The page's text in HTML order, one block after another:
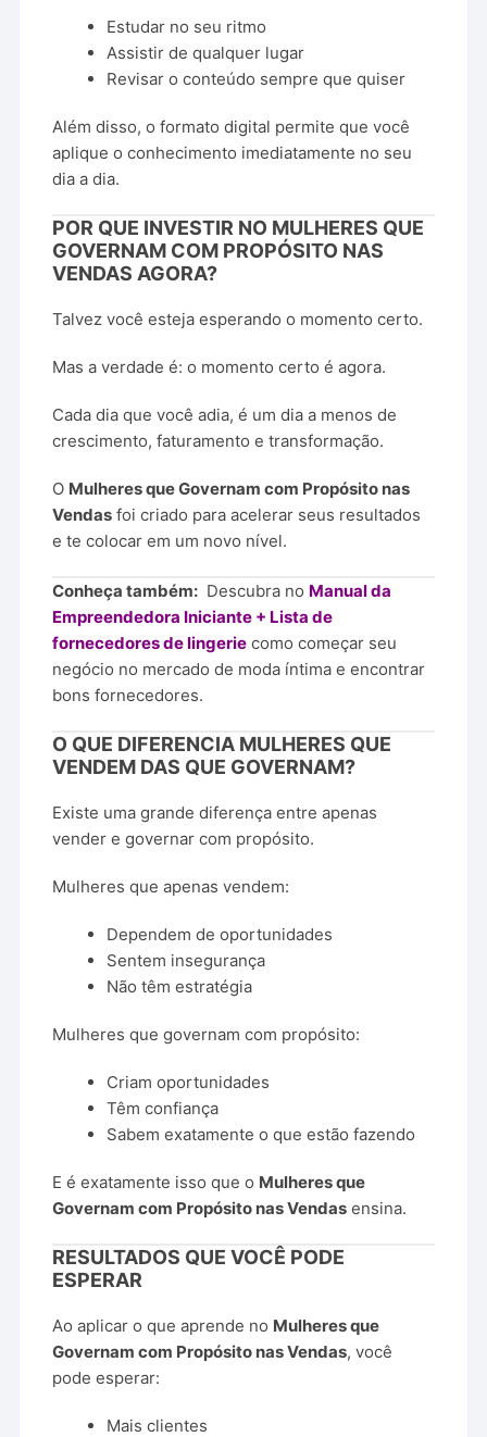
Estudar no seu ritmo
Assistirdequalquer lugar
Revisaroconteúdo semprequequiser
Alémdisso,oformatodigital permitequevocê
apliqueoconhecimento imediatamente no seu
diaadia.
POR QUE INVESTIR NO MULHERES QUE
GOVERNAM COM PROPÓSITO NAS
VENDAS AGORA?
Talvezvocêestejaesperandoo momentocerto.
Masaverdadeé:o momentocertoéagora.
Cadadiaquevocêadia,é umdiaa menosde
crescimento,faturamentoetransformação.
O MulheresqueGovernamcom Propósito nas
Vendas foicriado paraacelerar seus resultados
etecolocarem um novo nível.
Conheça também: Descubra no Manual da
Empreendedora Iniciante + Lista de
fornecedores de lingerie como começar seu
negócio no mercado de moda íntima e encontrar
bons fornecedores.
O QUE DIFERENCIA MULHERES QUE
VENDEM DAS QUE GOVERNAM?
Existe umagrandediferençaentreapenas
venderegovernarcom propósito.
Mulheresqueapenasvendem:
Dependemdeoportunidades
Sentem insegurança
Nãotêmestratégia
Mulheresquegovernamcom propósito:
Criamoportunidades
Têmconfiança
Sabemexatamenteoqueestãofazendo
Eéexatamente issoqueo Mulheresque
Governamcom Propósito nasVendas ensina.
RESULTADOS QUEVOCÊ PODE
ESPERAR
Aoaplicaroqueaprende no Mulheresque
Governamcom Propósito nasVendas,você
podeesperar:
Maisclientes